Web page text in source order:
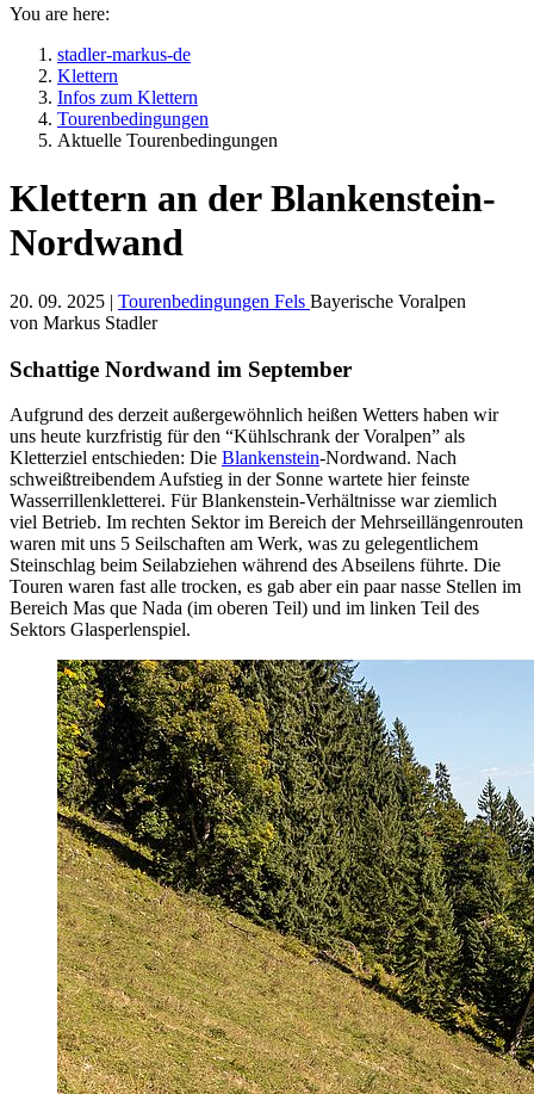
You are here:
stadler-markus-de
Klettern
Infos zum Klettern
Tourenbedingungen
Aktuelle Tourenbedingungen
Klettern an der Blankenstein-
Nordwand
20. 09. 2025 | Tourenbedingungen Fels Bayerische Voralpen
von Markus Stadler
Schattige Nordwand im September
Aufgrund des derzeit außergewöhnlich heißen Wetters haben wir
uns heute kurzfristig für den “Kühlschrank der Voralpen” als
Kletterziel entschieden: Die Blankenstein-Nordwand. Nach
schweißtreibendem Aufstieg in der Sonne wartete hier feinste
Wasserrillenkletterei. Für Blankenstein-Verhältnisse war ziemlich
viel Betrieb. Im rechten Sektor im Bereich der Mehrseillängenrouten
waren mit uns 5 Seilschaften am Werk, was zu gelegentlichem
Steinschlag beim Seilabziehen während des Abseilens führte. Die
Touren waren fast alle trocken, es gab aber ein paar nasse Stellen im
Bereich Mas que Nada (im oberen Teil) und im linken Teil des
Sektors Glasperlenspiel.